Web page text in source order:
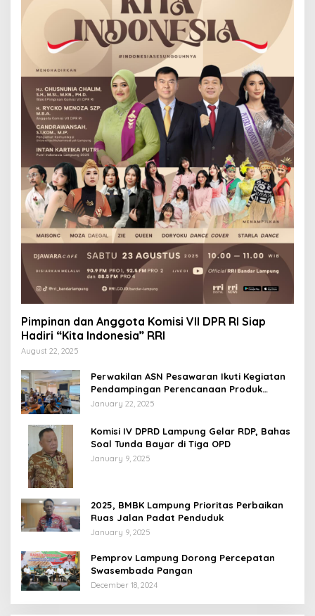
Pimpinan dan Anggota Komisi VII DPR RI Siap
Hadiri “Kita Indonesia” RRI
August 22, 2025
Perwakilan ASN Pesawaran Ikuti Kegiatan
Pendampingan Perencanaan Produk
Hukum
January 22, 2025
Komisi IV DPRD Lampung Gelar RDP, Bahas
Soal Tunda Bayar di Tiga OPD
January 9, 2025
2025, BMBK Lampung Prioritas Perbaikan
Ruas Jalan Padat Penduduk
January 9, 2025
Pemprov Lampung Dorong Percepatan
Swasembada Pangan
December 18, 2024